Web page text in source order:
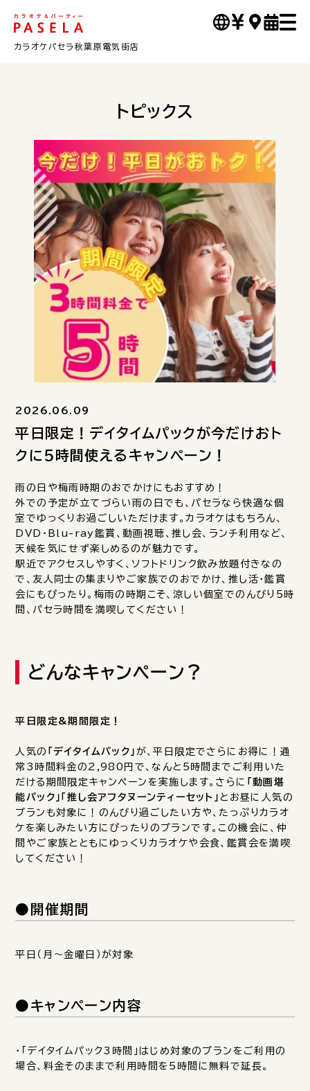
カラオケパセラ秋葉原電気街店
トピックス
2026.06.09
平日限定！デイタイムパックが今だけおト
クに5時間使えるキャンペーン！
雨の日や梅雨時期のおでかけにもおすすめ！
外での予定が立てづらい雨の日でも、パセラなら快適な個
室でゆっくりお過ごしいただけます。カラオケはもちろん、
DVD・Blu-ray鑑賞、動画視聴、推し会、ランチ利用など、
天候を気にせず楽しめるのが魅力です。
駅近でアクセスしやすく、ソフトドリンク飲み放題付きなの
で、友人同士の集まりやご家族でのおでかけ、推し活・鑑賞
会にもぴったり。梅雨の時期こそ、涼しい個室でのんびり5時
間、パセラ時間を満喫してください！
どんなキャンペーン？
平日限定&期間限定！
人気の 「デイタイムパック」 が、平日限定でさらにお得に！通
常3時間料金の2,980円で、なんと5時間までご利用いた
だける期間限定キャンペーンを実施します。さらに 「動画堪
能パック」「推し会アフタヌーンティーセット」 とお昼に人気の
プランも対象に！のんびり過ごしたい方や、たっぷりカラオ
ケを楽しみたい方にぴったりのプランです。この機会に、仲
間やご家族とともにゆっくりカラオケや会食、鑑賞会を満喫
してください！
●開催期間
平日（月～金曜日）が対象
●キャンペーン内容
・「デイタイムパック3時間」はじめ対象のプランをご利用の
場合、料金そのままで利用時間を5時間に無料で延長。